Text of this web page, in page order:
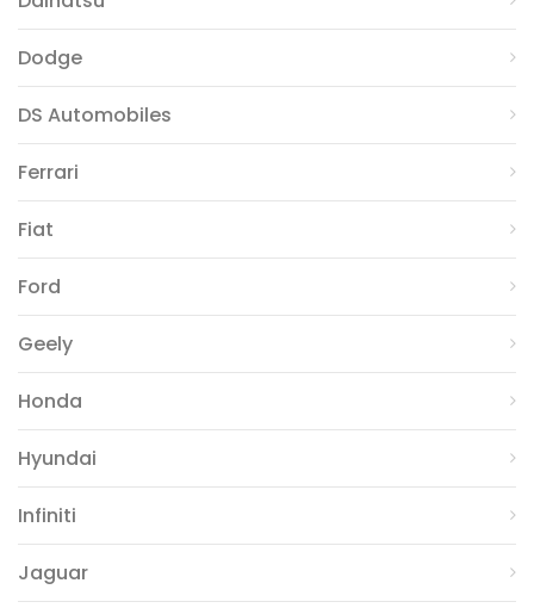
Dodge
DS Automobiles
Ferrari
Fiat
Ford
Geely
Honda
Hyundai
Infiniti
Jaguar